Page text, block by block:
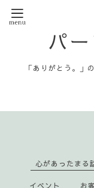
パ
「ありがとう。」
心があったまる
イベント お